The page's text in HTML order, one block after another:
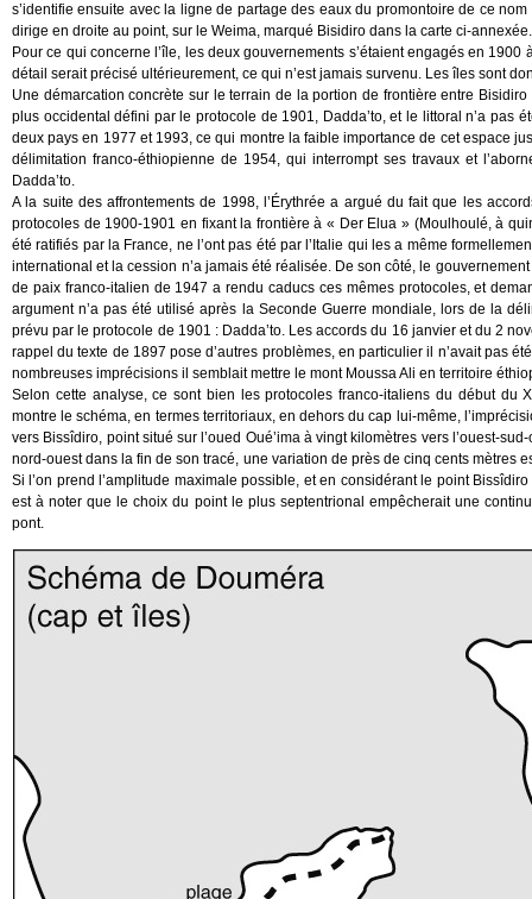
s’identifie ensuite avec la ligne de partage des eaux du promontoire de ce
dirige en droite au point, sur le Weima, marqué Bisidiro dans la carte ci-
Pour ce qui concerne l’île, les deux gouvernements s’étaient engagés en
détail serait précisé ultérieurement, ce qui n’est jamais survenu. Les îles sont
Une démarcation concrète sur le terrain de la portion de frontière entre
plus occidental défini par le protocole de 1901, Dadda’to, et le littoral n’a pas
deux pays en 1977 et 1993, ce qui montre la faible importance de cet espace
délimitation franco-éthiopienne de 1954, qui interrompt ses travaux et
Dadda’to.
A la suite des affrontements de 1998, l’Érythrée a argué du fait que les
protocoles de 1900-1901 en fixant la frontière à « Der Elua » (Moulhoulé, à
été ratifiés par la France, ne l’ont pas été par l’Italie qui les a même
international et la cession n’a jamais été réalisée. De son côté, le
de paix franco-italien de 1947 a rendu caducs ces mêmes protocoles, et
argument n’a pas été utilisé après la Seconde Guerre mondiale, lors de la
prévu par le protocole de 1901 : Dadda’to. Les accords du 16 janvier et du 2
rappel du texte de 1897 pose d’autres problèmes, en particulier il n’avait pas
nombreuses imprécisions il semblait mettre le mont Moussa Ali en territoire
Selon cette analyse, ce sont bien les protocoles franco-italiens du début du
montre le schéma, en termes territoriaux, en dehors du cap lui-même,
vers Bissîdiro, point situé sur l’oued Oué’ima à vingt kilomètres vers l’ouest-
nord-ouest dans la fin de son tracé, une variation de près de cinq cents mètres
Si l’on prend l’amplitude maximale possible, et en considérant le point
est à noter que le choix du point le plus septentrional empêcherait une
pont.